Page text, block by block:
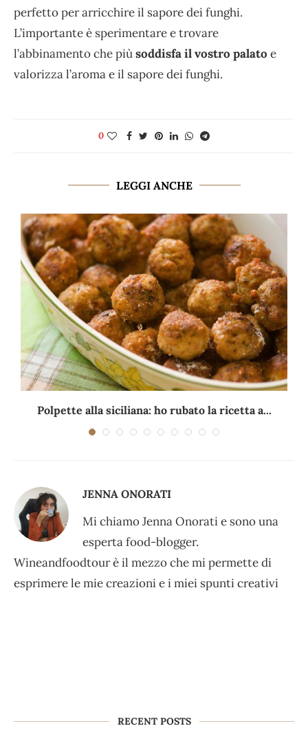
perfetto per arricchire il sapore dei funghi.
L’importante è sperimentare e trovare
l’abbinamento che piùsoddisfa il vostro palato e
valorizza l’aroma e il sapore dei funghi.
0
LEGGI ANCHE
Polpette alla siciliana: ho rubato la ricetta a...
JENNA ONORATI
Mi chiamo Jenna Onorati e sono una
esperta food-blogger.
Wineandfoodtour è il mezzo che mi permette di
esprimere le mie creazioni e i miei spunti creativi
RECENT POSTS